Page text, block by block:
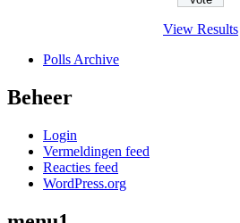
View Results
Polls Archive
Beheer
Login
Vermeldingen feed
Reacties feed
WordPress.org